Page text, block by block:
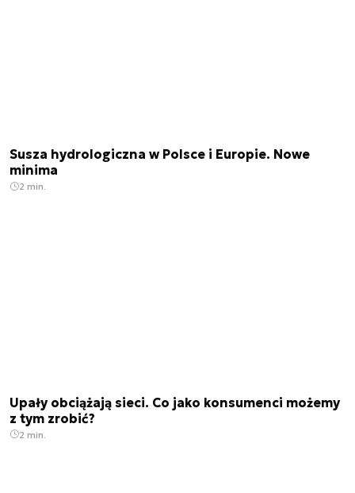
Susza hydrologiczna w Polsce i Europie. Nowe
minima
2 min.
Upały obciążają sieci. Co jako konsumenci możemy
z tym zrobić?
2 min.